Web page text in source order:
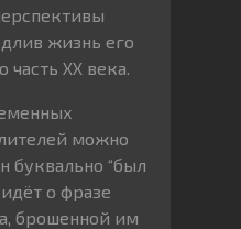
жизнь его
XX века.
можно
буквально “был
о фразе
брошенной им